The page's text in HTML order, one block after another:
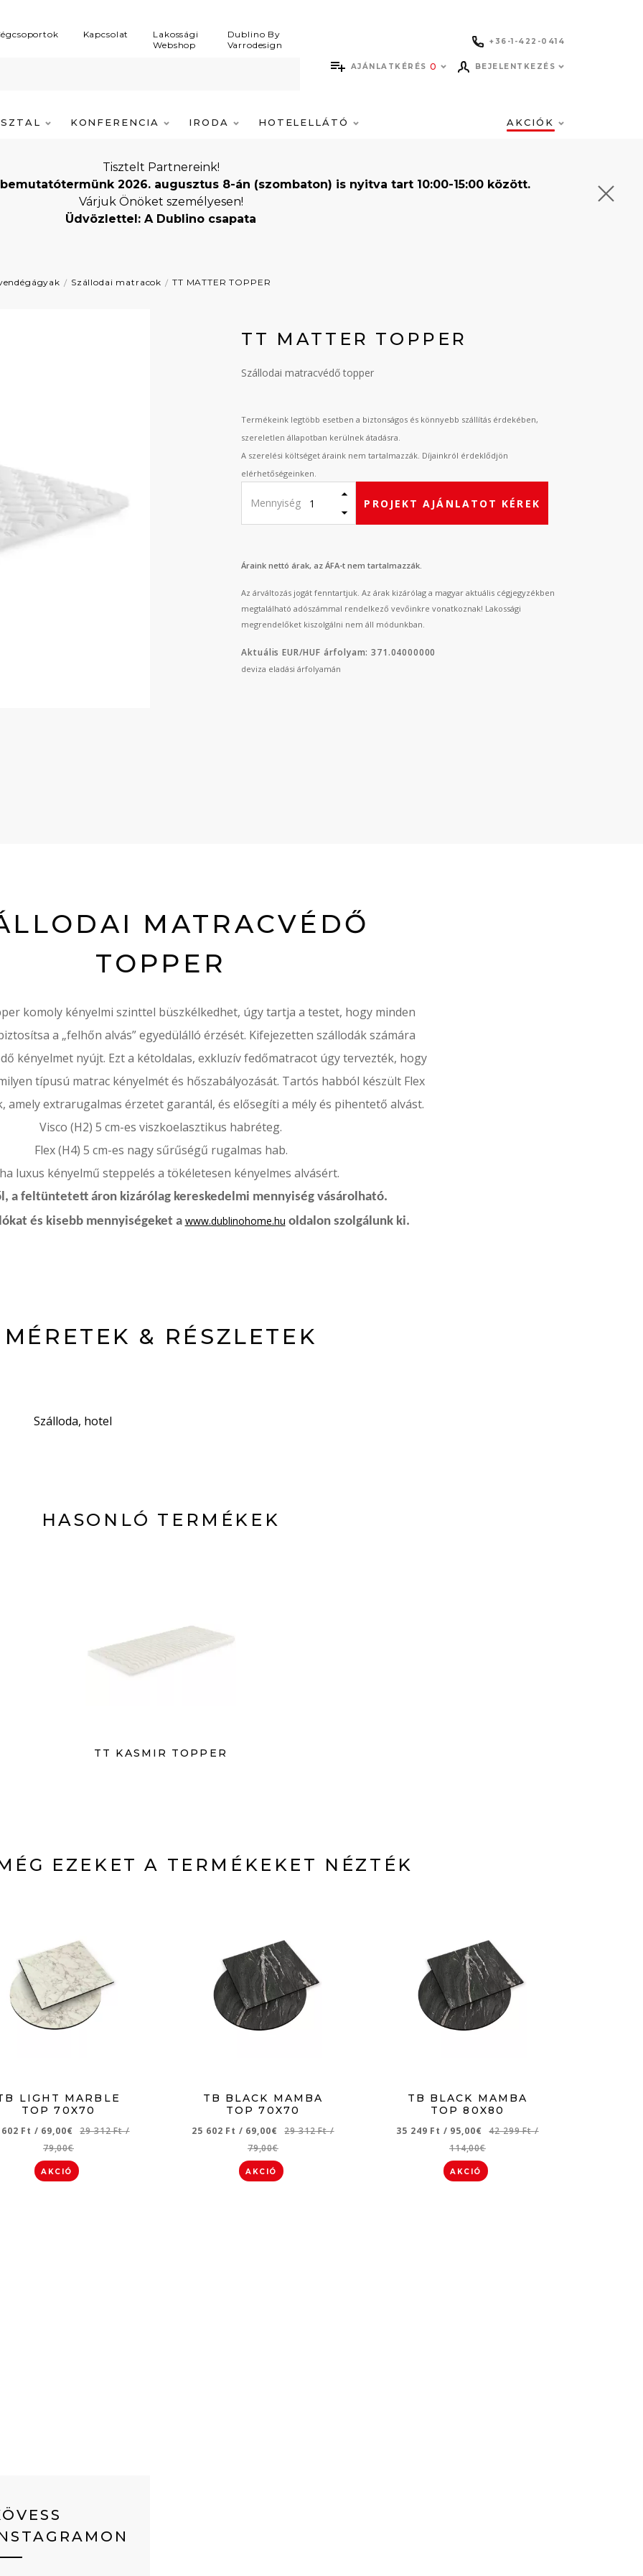
Kapcsolat
Lakossági
Webshop
Dublino By
Varrodesign
+36-1-422-0414
AJÁNLATKÉRÉS 0 BEJELENTKEZÉS
KONFERENCIA IRODA HOTELELLÁTÓ AKCIÓK
Tisztelt Partnereink!
bemutatótermünk 2026. augusztus 8-án (szombaton) is nyitva tart 10:00-15:00 között.
Várjuk Önöket személyesen!
Üdvözlettel: A Dublino csapata
Szállodai matracok TT MATTER TOPPER
TT MATTER TOPPER
Szállodai matracvédő topper
Termékeink legtöbb esetben a biztonságos és könnyebb szállítás érdekében,
szereletlen állapotban kerülnek átadásra.
A szerelési költséget áraink nem tartalmazzák. Díjainkról érdeklődjön
elérhetőségeinken.
Mennyiség PROJEKT AJÁNLATOT KÉREK
Áraink nettó árak, az ÁFA-t nem tartalmazzák.
Az árváltozás jogát fenntartjuk. Az árak kizárólag a magyar aktuális cégjegyzékben
megtalálható adószámmal rendelkező vevőinkre vonatkoznak! Lakossági
megrendelőket kiszolgálni nem áll módunkban.
Aktuális EUR/HUF árfolyam: 371.04000000
deviza eladási árfolyamán
MATRACVÉDŐ
TOPPER
komoly kényelmi szinttel büszkélkedhet, úgy tartja a testet, hogy minden
a „felhőn alvás” egyedülálló érzését. Kifejezetten szállodák számára
kényelmet nyújt. Ezt a kétoldalas, exkluzív fedőmatracot úgy tervezték, hogy
típusú matrac kényelmét és hőszabályozását. Tartós habból készült Flex
amely extrarugalmas érzetet garantál, és elősegíti a mély és pihentető alvást.
Visco (H2) 5 cm-es viszkoelasztikus habréteg.
Flex (H4) 5 cm-es nagy sűrűségű rugalmas hab.
luxus kényelmű steppelés a tökéletesen kényelmes alvásért.
a feltüntetett áron kizárólag kereskedelmi mennyiség vásárolható.
és kisebb mennyiségeket a www.dublinohome.hu oldalon szolgálunk ki.
MÉRETEK & RÉSZLETEK
Szálloda, hotel
HASONLÓ TERMÉKEK
TT KASMIR TOPPER
EZEKET A TERMÉKEKET NÉZTÉK
LIGHT MARBLE
TOP 70X70
Ft / 69,00€ 29 312 Ft/
79,00€
AKCIÓ
TB BLACK MAMBA
TOP 70X70
25 602 Ft / 69,00€ 29 312 Ft/
79,00€
AKCIÓ
TB BLACK MAMBA
TOP 80X80
35 249 Ft / 95,00€ 42 299 Ft/
114,00€
AKCIÓ